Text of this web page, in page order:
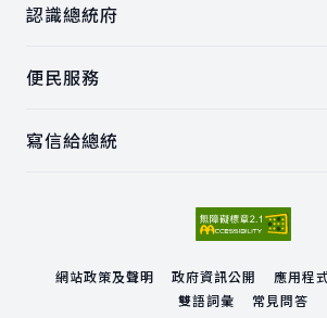
認識總統府
便民服務
寫信給總統
網站政策及聲明 政府資訊公開 應用程
雙語詞彙
常見問答